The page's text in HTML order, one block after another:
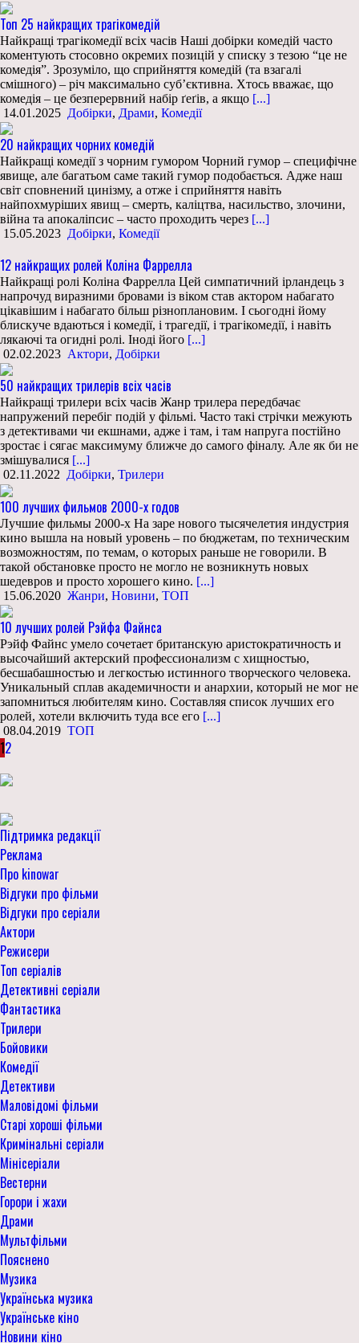
Топ 25 найкращих трагікомедій
Найкращі трагікомедії всіх часів Наші добірки комедій часто
коментують стосовно окремих позицій у списку з тезою “це не
комедія”. Зрозуміло, що сприйняття комедій (та взагалі
смішного) – річ максимально суб’єктивна. Хтось вважає, що
комедія – це безперервний набір ґеґів, а якщо [...]
14.01.2025 Добірки, Драми, Комедії
20 найкращих чорних комедій
Найкращі комедії з чорним гумором Чорний гумор – специфічне
явище, але багатьом саме такий гумор подобається. Адже наш
світ сповнений цинізму, а отже і сприйняття навіть
найпохмуріших явищ – смерть, каліцтва, насильство, злочини,
війна та апокаліпсис – часто проходить через [...]
15.05.2023 Добірки, Комедії
12 найкращих ролей Коліна Фаррелла
Найкращі ролі Коліна Фаррелла Цей симпатичний ірландець з
напрочуд виразними бровами із віком став актором набагато
цікавішим і набагато більш різноплановим. І сьогодні йому
блискуче вдаються і комедії, і трагедії, і трагікомедії, і навіть
лякаючі та огидні ролі. Іноді його [...]
02.02.2023 Актори, Добірки
50 найкращих трилерів всіх часів
Найкращі трилери всіх часів Жанр трилера передбачає
напружений перебіг подій у фільмі. Часто такі стрічки межують
з детективами чи екшнами, адже і там, і там напруга постійно
зростає і сягає максимуму ближче до самого фіналу. Але як би не
змішувалися [...]
02.11.2022 Добірки, Трилери
100 лучших фильмов 2000-х годов
Лучшие фильмы 2000-х На заре нового тысячелетия индустрия
кино вышла на новый уровень – по бюджетам, по техническим
возможностям, по темам, о которых раньше не говорили. В
такой обстановке просто не могло не возникнуть новых
шедевров и просто хорошего кино. [...]
15.06.2020 Жанри, Новини, ТОП
10 лучших ролей Рэйфа Файнса
Рэйф Файнс умело сочетает британскую аристократичность и
высочайший актерский профессионализм с хищностью,
бесшабашностью и легкостью истинного творческого человека.
Уникальный сплав академичности и анархии, который не мог не
запомниться любителям кино. Составляя список лучших его
ролей, хотели включить туда все его [...]
08.04.2019 ТОП
12
Підтримка редакції
Реклама
Про kinowar
Відгуки про фільми
Відгуки про серіали
Актори
Режисери
Топ серіалів
Детективні серіали
Фантастика
Трилери
Бойовики
Комедії
Детективи
Маловідомі фільми
Старі хороші фільми
Кримінальні серіали
Мінісеріали
Вестерни
Горори і жахи
Драми
Мультфільми
Пояснено
Музика
Українська музика
Українське кіно
Новини кіно